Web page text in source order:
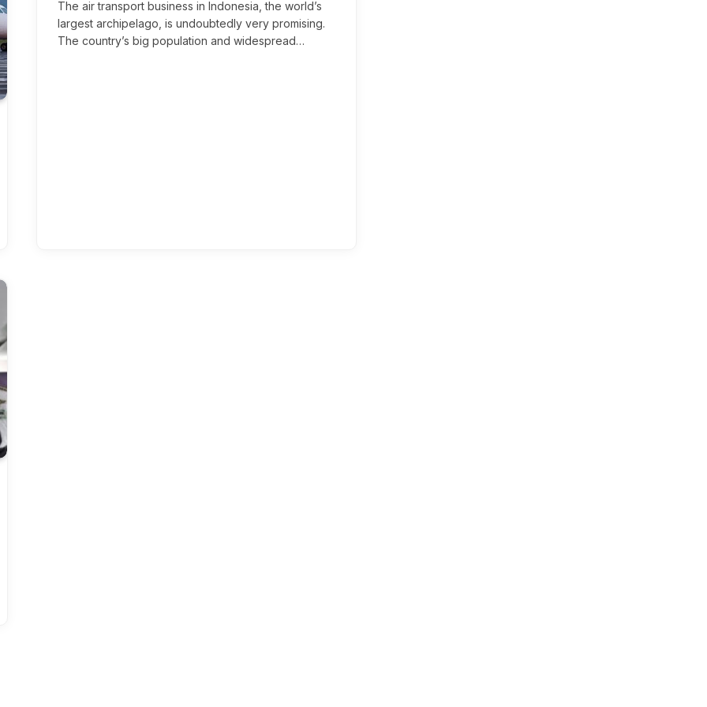
The air transport business in Indonesia, the world’s
largest archipelago, is undoubtedly very promising.
The country’s big population and widespread…